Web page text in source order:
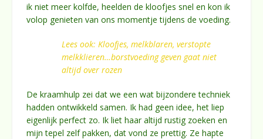
ik niet meer kolfde, heelden de kloofjes snel en kon ik
volop genieten van ons momentje tijdens de voeding.
Lees ook: Kloofjes, melkblaren, verstopte
melkklieren…borstvoeding geven gaat niet
altijd over rozen
De kraamhulp zei dat we een wat bijzondere techniek
hadden ontwikkeld samen. Ik had geen idee, het liep
eigenlijk perfect zo. Ik liet haar altijd rustig zoeken en
mijn tepel zelf pakken, dat vond ze prettig. Ze hapte